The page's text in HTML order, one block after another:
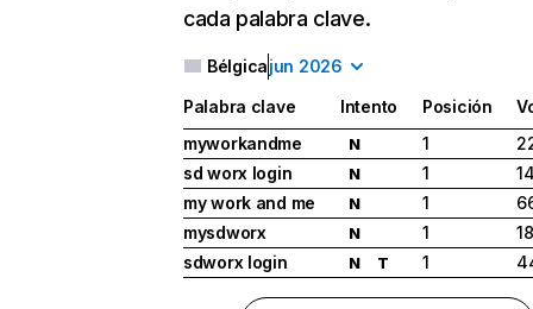
cada palabra clave.
Bélgicajun 2026
Palabra clave Intento Posición
myworkandme
N 1
sd worx login
N 1
my work and me
N 1
mysdworx
N 1
sdworx login
N T 1